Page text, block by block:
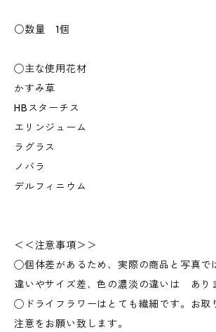
○数量 1個
◯主な使用花材
かすみ草
HBスターチス
エリンジューム
ラグラス
ノバラ
デルフィニウム
＜＜注意事項＞＞
◯個体差があるため、実際の商品と写真で
違いやサイズ差、色の濃淡の違いは あり
◯ドライフラワーはとても繊細です。お取
注意をお願い致します。